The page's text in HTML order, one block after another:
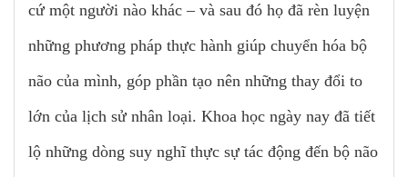
cứ một người nào khác – và sau đó họ đã rèn luyện
những phương pháp thực hành giúp chuyển hóa bộ
não của mình, góp phần tạo nên những thay đổi to
lớn của lịch sử nhân loại. Khoa học ngày nay đã tiết
lộ những dòng suy nghĩ thực sự tác động đến bộ não